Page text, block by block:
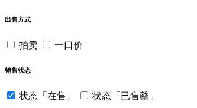
出售方式
拍卖 一口价
销售状态
状态「在售」 状态「已售罄」